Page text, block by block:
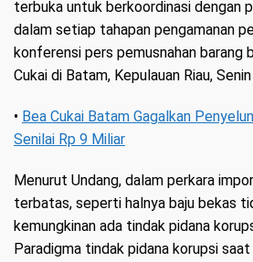
terbuka untuk berkoordinasi dengan
dalam setiap tahapan pengamanan
konferensi pers pemusnahan barang
Cukai di Batam, Kepulauan Riau,
• Bea Cukai Batam Gagalkan
Senilai Rp 9 Miliar
Menurut Undang, dalam perkara
terbatas, seperti halnya baju bekas
kemungkinan ada tindak pidana
Paradigma tindak pidana korupsi